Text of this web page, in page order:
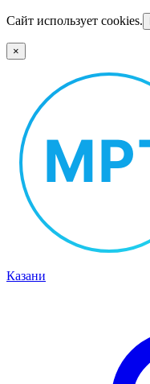
Сайт использует cookies.
×
Казани